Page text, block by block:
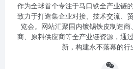
作为全球首个专注于马口铁全产业链
致力于打造集企业对接、技术交流、
览会。网站汇聚国内镀锡铁皮制造
商、原料供应商等全产业链资源，通
新，构建永不落幕的行